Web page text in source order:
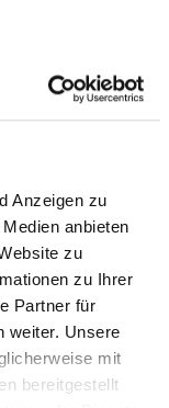
Anzeigen zu
anbieten
zu
zu Ihrer
Partner für
weiter. Unsere
mit
bereitgestellt